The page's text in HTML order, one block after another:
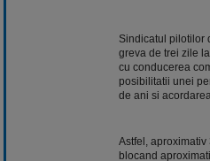
Sindicatul pilotilor
greva de trei zile
cu conducerea
posibilitatii unei
de ani si
Astfel, aproximativ
blocand